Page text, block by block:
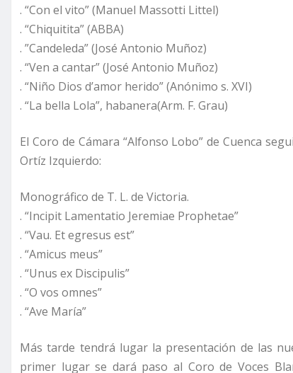
. “Con el vito” (Manuel Massotti Littel)
. “Chiquitita” (ABBA)
. ”Candeleda” (José Antonio Muñoz)
. “Ven a cantar” (José Antonio Muñoz)
. “Niño Dios d’amor herido” (Anónimo s. XVI)
. “La bella Lola”, habanera(Arm. F. Grau)
El Coro de Cámara “Alfonso Lobo” de Cuenca
Ortíz Izquierdo:
Monográfico de T. L. de Victoria.
. “Incipit Lamentatio Jeremiae Prophetae”
. “Vau. Et egresus est”
. “Amicus meus”
. “Unus ex Discipulis”
. “O vos omnes”
. “Ave María”
Más tarde tendrá lugar la presentación de las
primer lugar se dará paso al Coro de Voces